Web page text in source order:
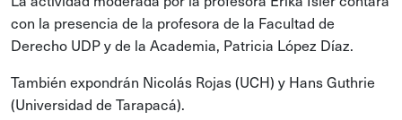
con la presencia de la profesora de la Facultad de
Derecho UDP y de la Academia, Patricia López Díaz.
También expondrán Nicolás Rojas (UCH) y Hans Guthrie
(Universidad de Tarapacá).